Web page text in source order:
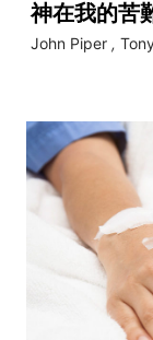
神在我的苦
John Piper ,